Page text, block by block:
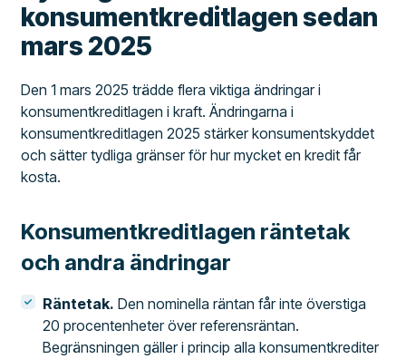
konsumentkreditlagen sedan
mars 2025
Den 1 mars 2025 trädde flera viktiga ändringar i
konsumentkreditlagen i kraft. Ändringarna i
konsumentkreditlagen 2025 stärker konsumentskyddet
och sätter tydliga gränser för hur mycket en kredit får
kosta.
Konsumentkreditlagen räntetak
och andra ändringar
Räntetak. Den nominella räntan får inte överstiga
20 procentenheter över referensräntan.
Begränsningen gäller i princip alla konsumentkrediter